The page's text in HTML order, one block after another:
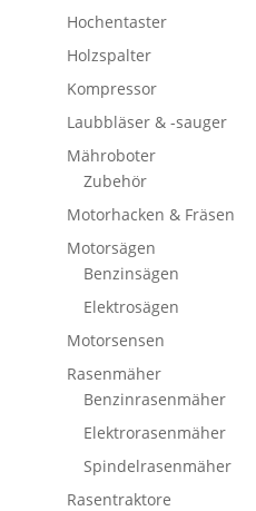
Hochentaster
Holzspalter
Kompressor
Laubbläser & -sauger
Mähroboter
Zubehör
Motorhacken & Fräsen
Motorsägen
Benzinsägen
Elektrosägen
Motorsensen
Rasenmäher
Benzinrasenmäher
Elektrorasenmäher
Spindelrasenmäher
Rasentraktore